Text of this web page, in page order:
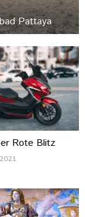
Pattaya
Rote Blitz